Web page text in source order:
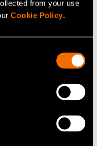
from your use
Cookie Policy.
palvelut